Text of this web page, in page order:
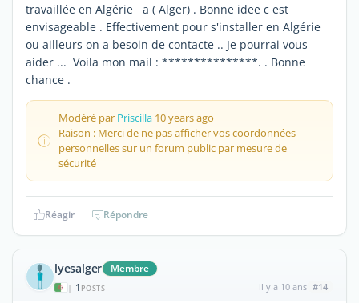
travaillée en Algérie a ( Alger) . Bonne idee c est
envisageable . Effectivement pour s'installer en Algérie
ou ailleurs on a besoin de contacte .. Je pourrai vous
aider ... Voila mon mail : ***************. . Bonne
chance .
Modéré par Priscilla 10 years ago
Raison : Merci de ne pas afficher vos coordonnées
personnelles sur un forum public par mesure de
sécurité
Réagir Répondre
lyesalger Membre
| 1 POSTS il y a 10 ans #14